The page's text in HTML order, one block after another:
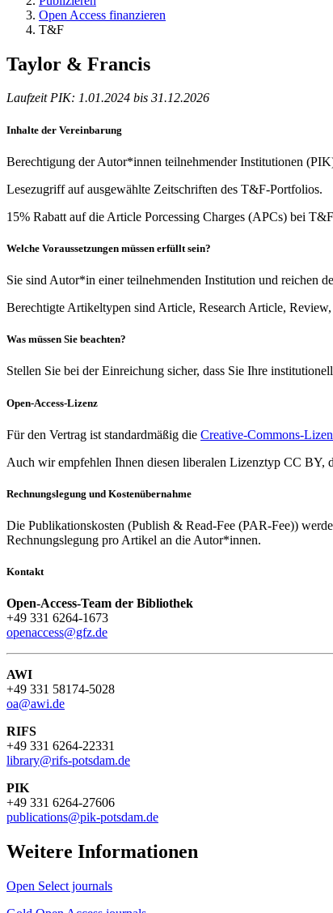
Open Access finanzieren
T&F
Taylor & Francis
Laufzeit PIK: 1.01.2024 bis 31.12.2026
Inhalte der Vereinbarung
Berechtigung der Autor*innen teilnehmender Institutionen
Lesezugriff auf ausgewählte Zeitschriften des T&F-Portfolios.
15% Rabatt auf die Article Porcessing Charges (APCs) bei
Welche Voraussetzungen müssen erfüllt sein?
Sie sind Autor*in einer teilnehmenden Institution und reichen
Berechtigte Artikeltypen sind Article, Research Article,
Was müssen Sie beachten?
Stellen Sie bei der Einreichung sicher, dass Sie Ihre
Open-Access-Lizenz
Für den Vertrag ist standardmäßig die Creative-Commons-
Auch wir empfehlen Ihnen diesen liberalen Lizenztyp CC BY,
Rechnungslegung und Kostenübernahme
Die Publikationskosten (Publish & Read-Fee (PAR-Fee))
Rechnungslegung pro Artikel an die Autor*innen.
Kontakt
Open-Access-Team der Bibliothek
+49 331 6264-1673
openaccess@gfz.de
AWI
+49 331 58174-5028
oa@awi.de
RIFS
+49 331 6264-22331
library@rifs-potsdam.de
PIK
+49 331 6264-27606
publications@pik-potsdam.de
Weitere Informationen
Open Select journals